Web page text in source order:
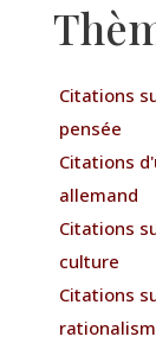
Citations
pensée
Citations
allemand
Citations
culture
Citations